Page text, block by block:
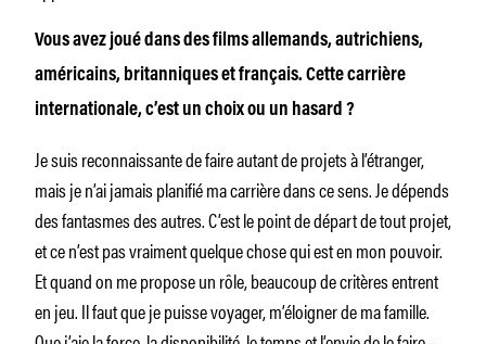
Vous avez joué dans des films allemands, autrichiens,
américains, britanniques et français. Cette carrière
internationale, c’est un choix ou un hasard ?
Je suis reconnaissante de faire autant de projets à l’étranger,
mais je n’ai jamais planifié ma carrière dans ce sens. Je dépends
des fantasmes des autres. C’est le point de départ de tout projet,
et ce n’est pas vraiment quelque chose qui est en mon pouvoir.
Et quand on me propose un rôle, beaucoup de critères entrent
en jeu. Il faut que je puisse voyager, m’éloigner de ma famille.